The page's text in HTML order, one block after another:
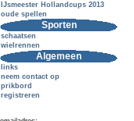
IJsmeester Hollandcups 2013
oude spellen
Sporten
schaatsen
wielrennen
Algemeen
links
neem contact op
prikbord
registreren